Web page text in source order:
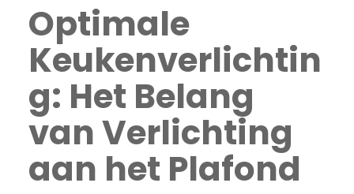
Optimale
Keukenverlichtin
g: Het Belang
van Verlichting
aan het Plafond